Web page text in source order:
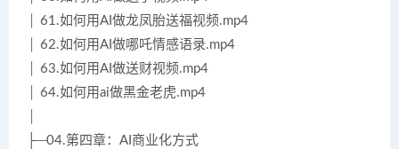
│ 61.如何用AI做龙凤胎送福视频.mp4
│ 62.如何用AI做哪吒情感语录.mp4
│ 63.如何用AI做送财视频.mp4
│ 64.如何用ai做黑金老虎.mp4
├─04.第四章：AI商业化方式